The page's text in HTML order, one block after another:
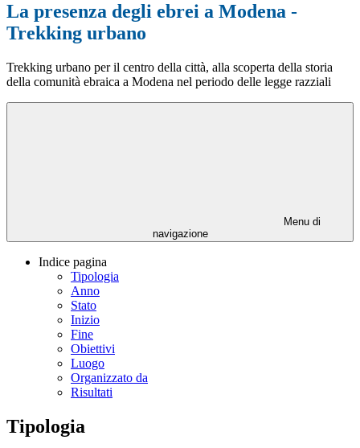
La presenza degli ebrei a Modena -
Trekking urbano
Trekking urbano per il centro della città, alla scoperta della storia
della comunità ebraica a Modena nel periodo delle legge razziali
Menu di
navigazione
Indice pagina
Tipologia
Anno
Stato
Inizio
Fine
Obiettivi
Luogo
Organizzato da
Risultati
Tipologia